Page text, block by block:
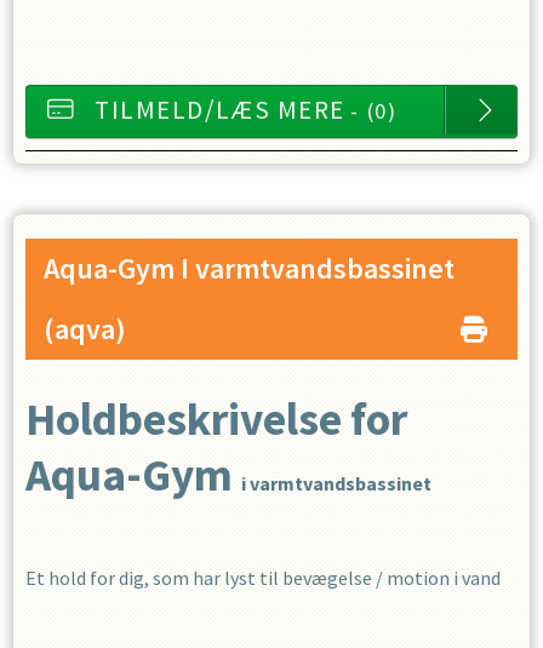
TILMELD/LÆS MERE - (0)
Aqua-Gym I varmtvandsbassinet
(aqva)
Holdbeskrivelse for
Aqua-Gym i varmtvandsbassinet
Et hold for dig, som har lyst til bevægelse / motion i vand